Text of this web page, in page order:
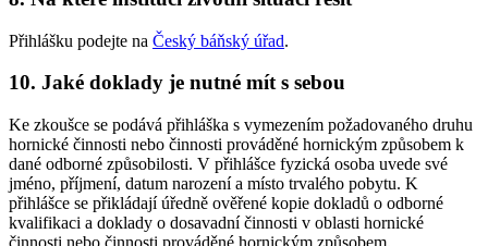
Přihlášku podejte na Český báňský úřad.
10. Jaké doklady je nutné mít s sebou
Ke zkoušce se podává přihláška s vymezením požadovaného druhu
hornické činnosti nebo činnosti prováděné hornickým způsobem k
dané odborné způsobilosti. V přihlášce fyzická osoba uvede své
jméno, příjmení, datum narození a místo trvalého pobytu. K
přihlášce se přikládají úředně ověřené kopie dokladů o odborné
kvalifikaci a doklady o dosavadní činnosti v oblasti hornické
činnosti nebo činnosti prováděné hornickým způsobem.